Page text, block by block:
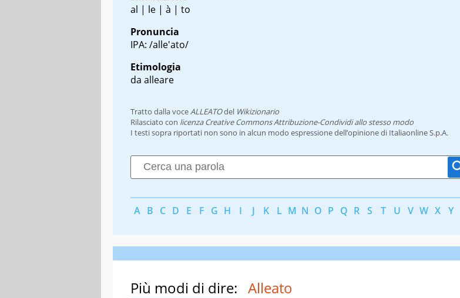
al | le | à | to
Pronuncia
IPA: /alle'ato/
Etimologia
da alleare
Tratto dalla voce ALLEATOdel Wikizionario
Rilasciato con licenza Creative Commons Attribuzione-Condividi allo stesso modo
I testi sopra riportati non sono in alcun modo espressione dell’opinione di Italiaonline S.p.A.
A B C D E F G H I J K L M N O P Q R S T U V W X Y
Più modi di dire: Alleato